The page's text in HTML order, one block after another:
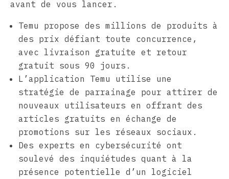
avant de vous lancer.
Temu propose des millions de produits à
des prix défiant toute concurrence,
avec livraison gratuite et retour
gratuit sous 90 jours.
L’application Temu utilise une
stratégie de parrainage pour attirer de
nouveaux utilisateurs en offrant des
articles gratuits en échange de
promotions sur les réseaux sociaux.
Des experts en cybersécurité ont
soulevé des inquiétudes quant à la
présence potentielle d’un logiciel